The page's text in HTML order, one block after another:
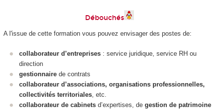
Débouchés
A l'issue de cette formation vous pouvez envisager des postes de:
collaborateur d’entreprises : service juridique, service RH ou
direction
gestionnaire de contrats
collaborateur d’associations, organisations professionnelles,
collectivités territoriales , etc.
collaborateur de cabinets d’expertises, de gestion de patrimoine